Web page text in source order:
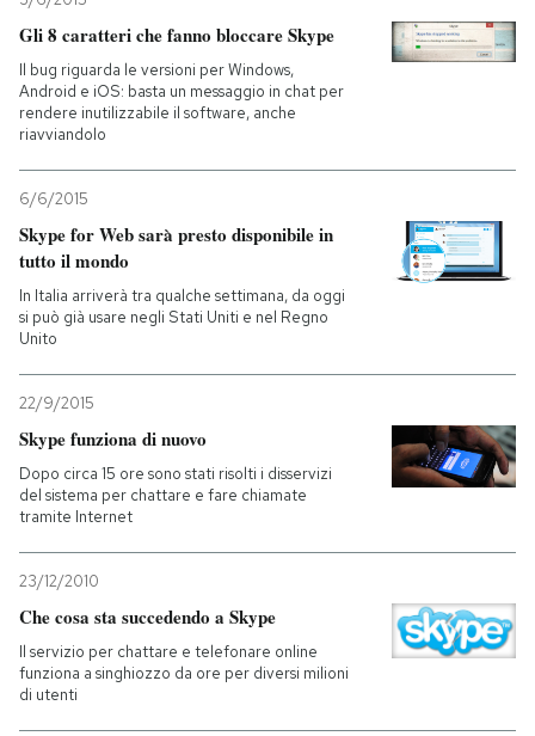
Gli 8 caratteri che fanno bloccare Skype
Il bug riguarda le versioni per Windows,
Android e iOS: basta un messaggio in chat per
rendere inutilizzabile il software, anche
riavviandolo
6/6/2015
Skype for Web sarà presto disponibile in
tutto il mondo
In Italia arriverà tra qualche settimana, da oggi
si può già usare negli Stati Uniti e nel Regno
Unito
22/9/2015
Skype funziona di nuovo
Dopo circa 15 ore sono stati risolti i disservizi
del sistema per chattare e fare chiamate
tramite Internet
23/12/2010
Che cosa sta succedendo a Skype
Il servizio per chattare e telefonare online
funziona a singhiozzo da ore per diversi milioni
di utenti